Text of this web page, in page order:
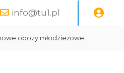
info@tu1.pl
obozy młodzieżowe